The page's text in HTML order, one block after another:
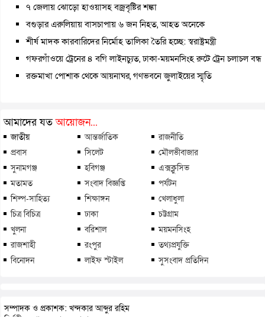
৭ জেলায় ঝোড়ো হাওয়াসহ বজ্রবৃষ্টির শঙ্কা
বগুড়ার এরুলিয়ায় বাসচাপায় ৬ জন নিহত, আহত অনেকে
শীর্ষ মাদক কারবারিদের নির্মোহ তালিকা তৈরি হচ্ছে: স্বরাষ্ট্রমন্ত্রী
গফরগাঁওয়ে ট্রেনের ৪ বগি লাইনচ্যুত, ঢাকা-ময়মনসিংহ রুটে ট্রেন চলাচল বন্ধ
রক্তমাখা পোশাক থেকে আয়নাঘর, গণভবনে জুলাইয়ের স্মৃতি
আমাদের যতআয়োজন...
জাতীয় আন্তর্জাতিক
রাজনীতি
প্রবাস
সিলেট
মৌলভীবাজার
সুনামগঞ্জ
হবিগঞ্জ
এক্সক্লুসিভ
মতামত
সংবাদ বিজ্ঞপ্তি
পর্যটন
শিল্প-সাহিত্য
শিক্ষাঙ্গন
খেলাধুলা
চিত্র বিচিত্র
ঢাকা
চট্টগ্রাম
খুলনা
বরিশাল
ময়মনসিংহ
রাজশাহী
রংপুর
তথ্যপ্রযুক্তি
বিনোদন
লাইফ স্টাইল সুসংবাদ প্রতিদিন
সম্পাদক ও প্রকাশক: খন্দকার আব্দুর রহিম